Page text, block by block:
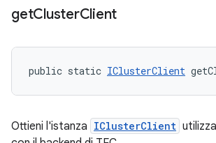
getClusterClient
public static IClusterClient
Ottieni l'istanza IClusterClient